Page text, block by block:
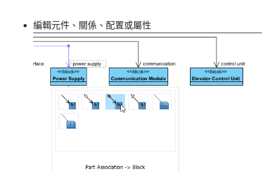
編輯元件、關係、配置或屬性